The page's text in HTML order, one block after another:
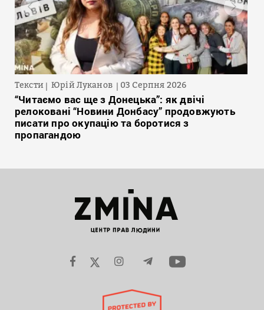
Тексти Юрій Луканов 03 Серпня 2026
“Читаємо вас ще з Донецька”: як двічі
релоковані “Новини Донбасу” продовжують
писати про окупацію та боротися з
пропагандою